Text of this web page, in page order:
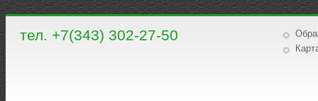
тел. +7(343) 302-27-50